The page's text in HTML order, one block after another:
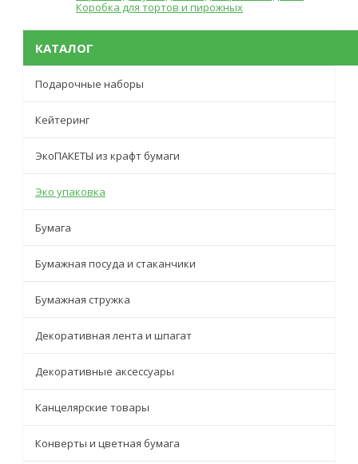
Коробка для тортов и пирожных
КАТАЛОГ
Подарочные наборы
Кейтеринг
ЭкоПАКЕТЫ из крафт бумаги
Эко упаковка
Бумага
Бумажная посуда и стаканчики
Бумажная стружка
Декоративная лента и шпагат
Декоративные аксессуары
Канцелярские товары
Конверты и цветная бумага